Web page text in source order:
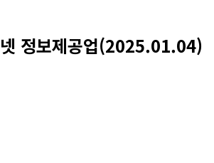
정보제공업(2025.01.04)